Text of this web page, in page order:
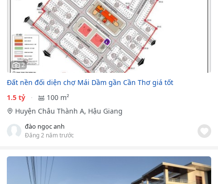
2
Đất nền đối diện chợ Mái Dầm gần Cần Thơ giá tốt
1.5 tỷ
100 m²
Huyện Châu Thành A, Hậu Giang
đào ngọc anh
Đăng 2 năm trước